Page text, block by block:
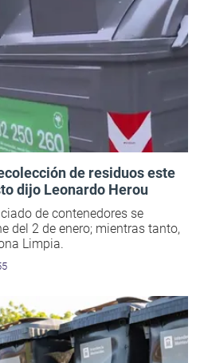
de residuos este
dijo Leonardo Herou
de contenedores se
del 2 de enero; mientras tanto,
Limpia.